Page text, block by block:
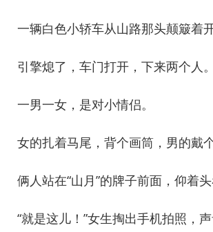
一辆白色小轿车从山路那头颠簸着开
引擎熄了，车门打开，下来两个人。
一男一女，是对小情侣。
女的扎着马尾，背个画筒，男的戴个
俩人站在“山月”的牌子前面，仰着头
“就是这儿！”女生掏出手机拍照，声